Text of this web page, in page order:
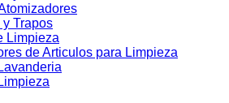
y Trapos
Limpieza
de Articulos para Limpieza